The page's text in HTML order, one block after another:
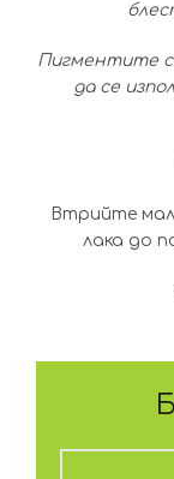
Пигментите
да се
Втрийте
лака до